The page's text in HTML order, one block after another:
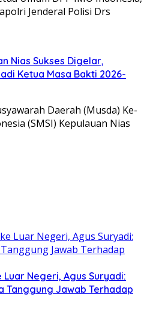
Jenderal Polisi Drs
Nias Sukses Digelar,
Ketua Masa Bakti 2026-
Daerah (Musda) Ke-
(SMSI) Kepulauan Nias
Negeri, Agus Suryadi:
Tanggung Jawab Terhadap